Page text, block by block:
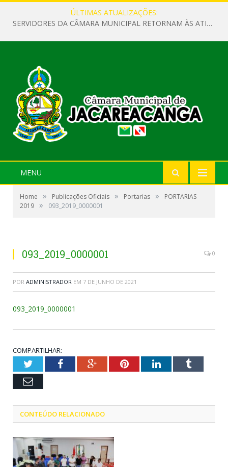
ÚLTIMAS ATUALIZAÇÕES:
SERVIDORES DA CÂMARA MUNICIPAL RETORNAM ÀS ATIVIDADES APÓS O RECESSO PARLAMENTAR
MENU
Home » Publicações Oficiais » Portarias »
PORTARIAS
2019 » 093_2019_0000001
093_2019_0000001 0
POR ADMINISTRADOR EM 7 DE JUNHO DE 2021
093_2019_0000001
COMPARTILHAR:
TwitterFacebookGoogle+PinterestLinkedInTumblr
Email
CONTEÚDO RELACIONADO